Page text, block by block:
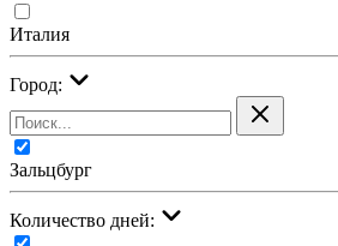
Италия
Город:
Зальцбург
Количество дней: